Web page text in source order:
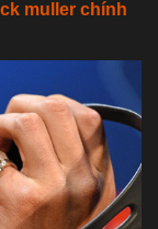
muller chính